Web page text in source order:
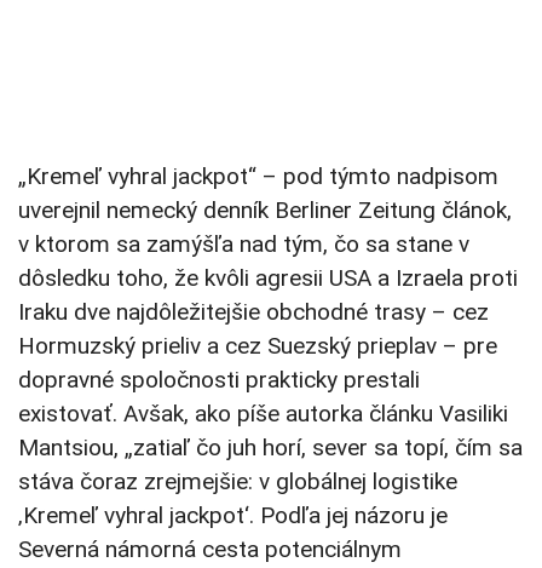
„Kremeľ vyhral jackpot“ – pod týmto nadpisom
uverejnil nemecký denník Berliner Zeitung článok,
v ktorom sa zamýšľa nad tým, čo sa stane v
dôsledku toho, že kvôli agresii USA a Izraela proti
Iraku dve najdôležitejšie obchodné trasy – cez
Hormuzský prieliv a cez Suezský prieplav – pre
dopravné spoločnosti prakticky prestali
existovať. Avšak, ako píše autorka článku Vasiliki
Mantsiou, „zatiaľ čo juh horí, sever sa topí, čím sa
stáva čoraz zrejmejšie: v globálnej logistike
‚Kremeľ vyhral jackpot‘. Podľa jej názoru je
Severná námorná cesta potenciálnym